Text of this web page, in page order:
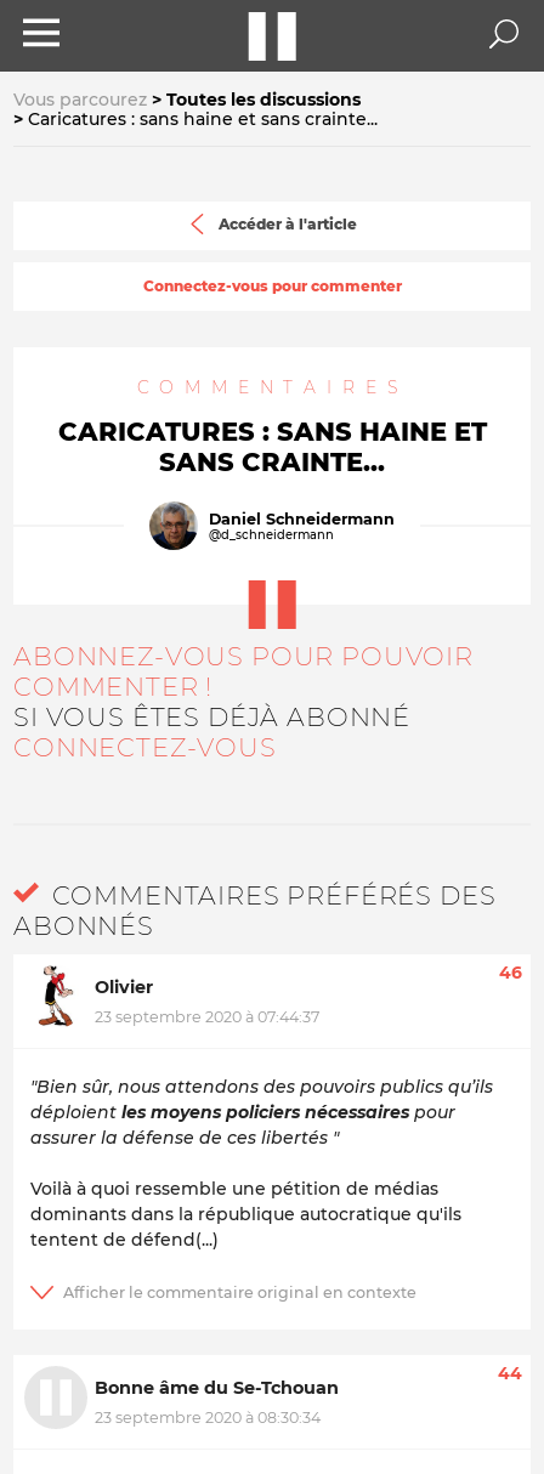
Vous parcourez
Toutes les discussions
Caricatures : sans haine et sans crainte...
Accéder à l'article
Connectez-vous pour commenter
COMMENTAIRES
CARICATURES : SANS HAINE ET
SANS CRAINTE...
Daniel Schneidermann
@d_schneidermann
ABONNEZ-VOUS POUR POUVOIR
COMMENTER !
SI VOUS ÊTES DÉJÀ ABONNÉ
CONNECTEZ-VOUS
COMMENTAIRES PRÉFÉRÉS DES
ABONNÉS
Olivier
23 septembre 2020 à 07:44:37
46
"Bien sûr, nous attendons des pouvoirs publics qu’ils
déploient les moyens policiers nécessaires pour
assurer la défense de ces libertés "
Voilà à quoi ressemble une pétition de médias
dominants dans la république autocratique qu'ils
tentent de défend(...)
Bonne âme du Se-Tchouan
23 septembre 2020 à 08:30:34
44